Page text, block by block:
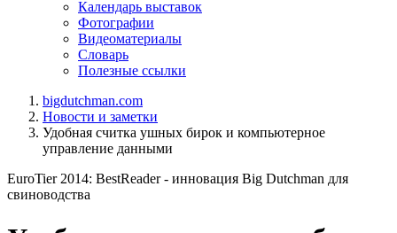
Календарь выставок
Фотографии
Видеоматериалы
Словарь
Полезные ссылки
bigdutchman.com
Новости и заметки
Удобная считка ушных бирок и компьютерное
управление данными
EuroTier 2014: BestReader - инновация Big Dutchman для
свиноводства